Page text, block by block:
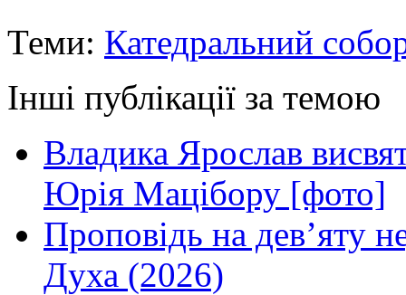
Теми: Катедральний
Інші публікації за темою
Владика Ярослав
Юрія Мацібору [фото]
Проповідь на дев’яту
Духа (2026)